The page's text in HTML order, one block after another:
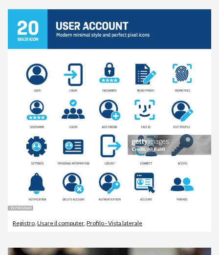
Registro, Usare il computer, Profilo - Vista laterale